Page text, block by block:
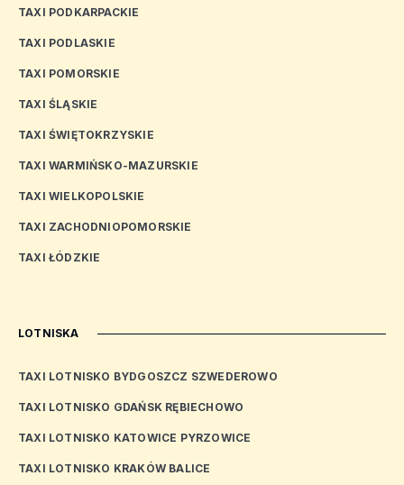
TAXI PODKARPACKIE
TAXI PODLASKIE
TAXI POMORSKIE
TAXI ŚLĄSKIE
TAXI ŚWIĘTOKRZYSKIE
TAXI WARMIŃSKO-MAZURSKIE
TAXI WIELKOPOLSKIE
TAXI ZACHODNIOPOMORSKIE
TAXI ŁÓDZKIE
LOTNISKA
TAXI LOTNISKO BYDGOSZCZ SZWEDEROWO
TAXI LOTNISKO GDAŃSK RĘBIECHOWO
TAXI LOTNISKO KATOWICE PYRZOWICE
TAXI LOTNISKO KRAKÓW BALICE